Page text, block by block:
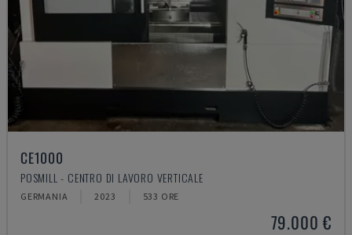
CE1000
POSMILL - CENTRO DI LAVORO VERTICALE
GERMANIA 2023 533 ORE
79.000 €